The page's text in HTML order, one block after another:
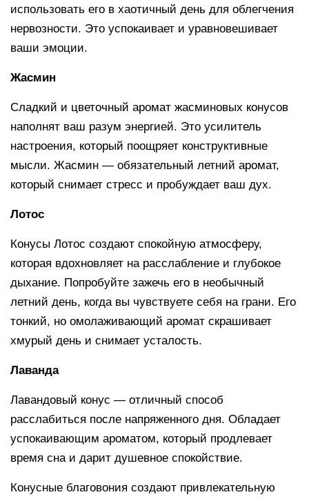
использовать его в хаотичный день для облегчения
нервозности. Это успокаивает и уравновешивает
ваши эмоции.
Жасмин
Сладкий и цветочный аромат жасминовых конусов
наполнят ваш разум энергией. Это усилитель
настроения, который поощряет конструктивные
мысли. Жасмин — обязательный летний аромат,
который снимает стресс и пробуждает ваш дух.
Лотос
Конусы Лотос создают спокойную атмосферу,
которая вдохновляет на расслабление и глубокое
дыхание. Попробуйте зажечь его в необычный
летний день, когда вы чувствуете себя на грани. Его
тонкий, но омолаживающий аромат скрашивает
хмурый день и снимает усталость.
Лаванда
Лавандовый конус — отличный способ
расслабиться после напряженного дня. Обладает
успокаивающим ароматом, который продлевает
время сна и дарит душевное спокойствие.
Конусные благовония создают привлекательную